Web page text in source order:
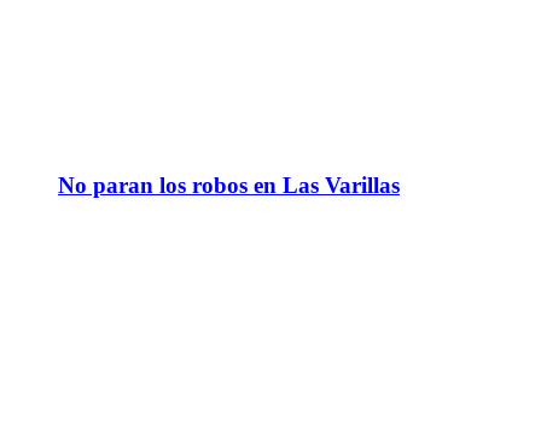
No paran los robos en Las Varillas